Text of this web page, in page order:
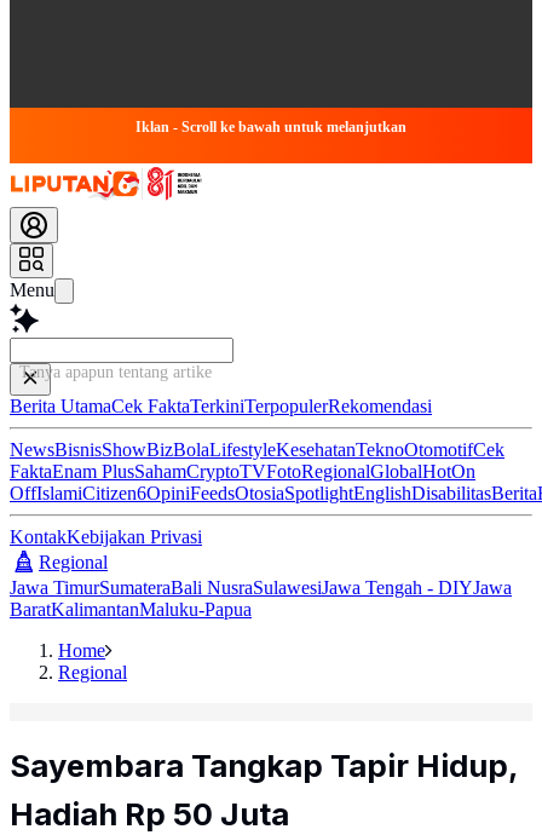
Iklan - Scroll ke bawah untuk melanjutkan
Menu
Tanya apapun tentang artikel ini...
Berita UtamaCek FaktaTerkiniTerpopulerRekomendasi
NewsBisnisShowBizBolaLifestyleKesehatanTeknoOtomotifCek
FaktaEnam PlusSahamCryptoTVFotoRegionalGlobalHotOn
OffIslamiCitizen6OpiniFeedsOtosiaSpotlightEnglishDisabilitasBerita
KontakKebijakan Privasi
Regional
Jawa TimurSumateraBali NusraSulawesiJawa Tengah - DIYJawa
BaratKalimantanMaluku-Papua
Home
Regional
Sayembara Tangkap Tapir Hidup,
Hadiah Rp 50 Juta